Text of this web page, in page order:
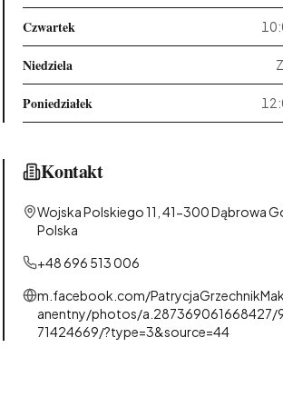
Czwartek
Niedziela
Poniedziałek
Kontakt
Wojska Polskiego 11, 41-300 Dąbrowa
Polska
+48 696 513 006
m.facebook.com/
anentny/photos/a.287369061668427/
71424669/?type=3&source=44